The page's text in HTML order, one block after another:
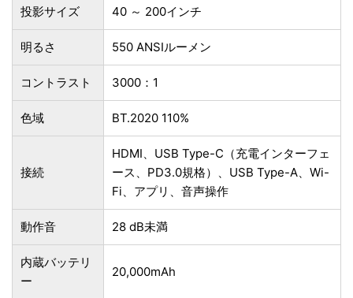
投影サイズ 40 ～ 200インチ
明るさ 550 ANSIルーメン
コントラスト 3000：1
色域 BT.2020 110%
接続
HDMI、USB Type-C（充電インターフェ
ース、PD3.0規格）、USB Type-A、Wi-
Fi、アプリ、音声操作
動作音 28 dB未満
内蔵バッテリ
ー
20,000mAh